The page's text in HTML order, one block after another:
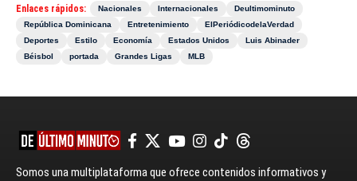
Enlaces rápidos: Nacionales Internacionales
Deultimominuto
República Dominicana
Entretenimiento
ElPeriódicodelaVerdad
Deportes
Estilo Economía Estados Unidos
Luis Abinader
Béisbol
portada Grandes Ligas MLB
Somos una multiplataforma que ofrece contenidos informativos y